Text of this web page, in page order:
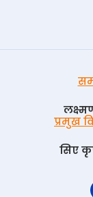
प्रमुख
सिए